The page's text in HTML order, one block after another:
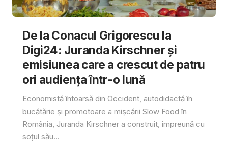
De la Conacul Grigorescu la
Digi24: Juranda Kirschner și
emisiunea care a crescut de patru
ori audiența într-o lună
Economistă întoarsă din Occident, autodidactă în
bucătărie și promotoare a mișcării Slow Food în
România, Juranda Kirschner a construit, împreună cu
soțul său...